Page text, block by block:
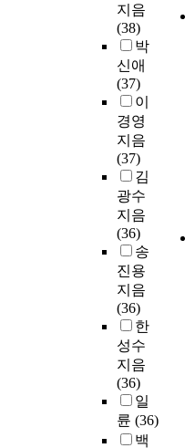
지음
(38)
박
신애
(37)
이
경영
지음
(37)
김
광수
지음
(36)
송
진용
지음
(36)
한
성수
지음
(36)
일
륜 (36)
백